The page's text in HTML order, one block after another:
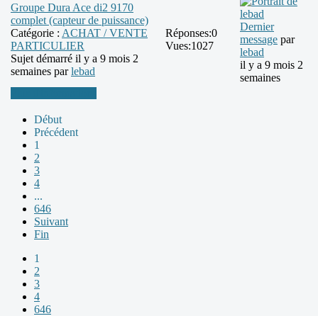
Groupe Dura Ace di2 9170
complet (capteur de puissance)
Catégorie : ACHAT / VENTE
PARTICULIER
Sujet démarré il y a 9 mois 2
semaines parlebad
Réponses:0
Vues:1027
Dernier
message par
lebad
il y a 9 mois 2
semaines
Début
Précédent
1
2
3
4
...
646
Suivant
Fin
1
2
3
4
646